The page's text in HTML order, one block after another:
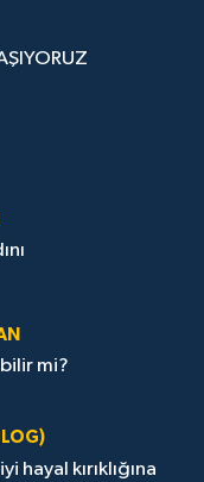
mi?
hayal kırıklığına